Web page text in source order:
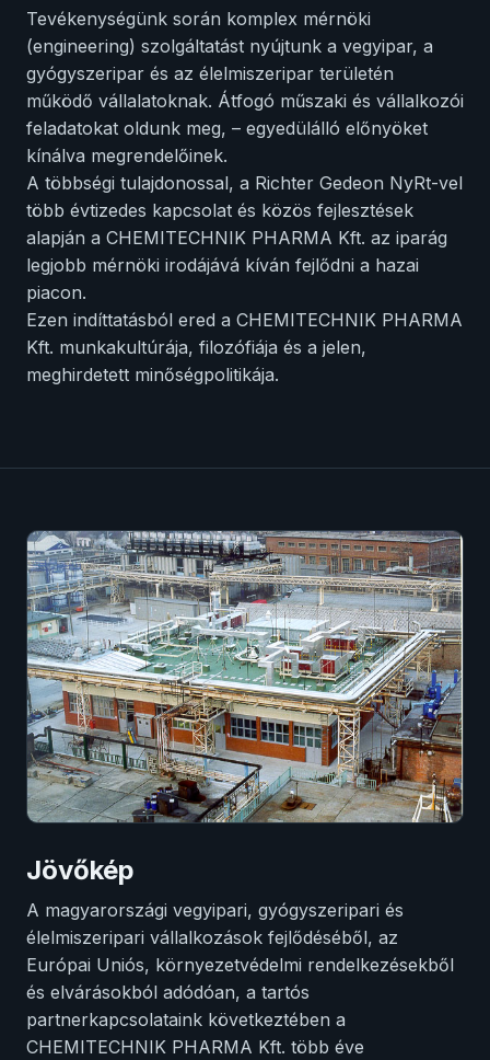
Tevékenységünk során komplex mérnöki
(engineering) szolgáltatást nyújtunk a vegyipar, a
gyógyszeripar és az élelmiszeripar területén
működő vállalatoknak. Átfogó műszaki és vállalkozói
feladatokat oldunk meg, – egyedülálló előnyöket
kínálva megrendelőinek.
A többségi tulajdonossal, a Richter Gedeon NyRt-vel
több évtizedes kapcsolat és közös fejlesztések
alapján a CHEMITECHNIK PHARMA Kft. az iparág
legjobb mérnöki irodájává kíván fejlődni a hazai
piacon.
Ezen indíttatásból ered a CHEMITECHNIK PHARMA
Kft. munkakultúrája, filozófiája és a jelen,
meghirdetett minőségpolitikája.
Jövőkép
A magyarországi vegyipari, gyógyszeripari és
élelmiszeripari vállalkozások fejlődéséből, az
Európai Uniós, környezetvédelmi rendelkezésekből
és elvárásokból adódóan, a tartós
partnerkapcsolataink következtében a
CHEMITECHNIK PHARMA Kft. több éve